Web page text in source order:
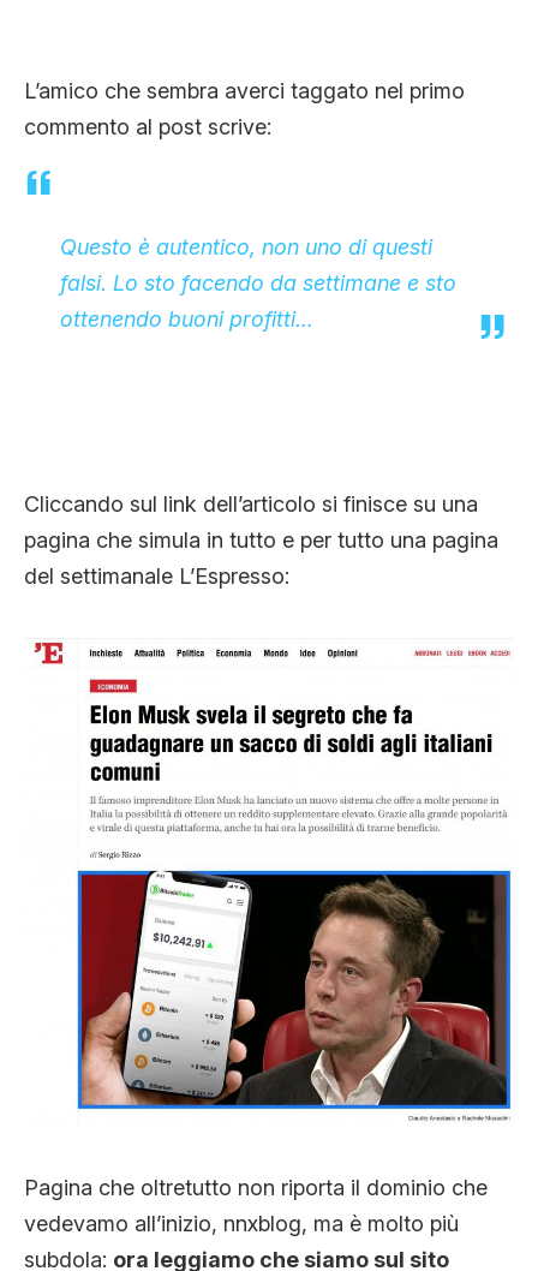
L’amico che sembra averci taggato nel primo
commento al post scrive:
Questo è autentico, non uno di questi
falsi. Lo sto facendo da settimane e sto
ottenendo buoni profitti…
Cliccando sul link dell’articolo si finisce su una
pagina che simula in tutto e per tutto una pagina
del settimanale L’Espresso:
Pagina che oltretutto non riporta il dominio che
vedevamo all’inizio, nnxblog, ma è molto più
subdola: ora leggiamo che siamo sul sito